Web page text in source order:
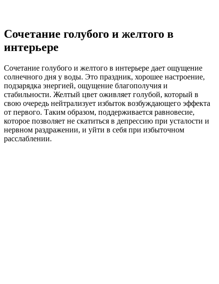
Сочетание голубого и желтого в
интерьере
Сочетание голубого и желтого в интерьере дает ощущение
солнечного дня у воды. Это праздник, хорошее настроение,
подзарядка энергией, ощущение благополучия и
стабильности. Желтый цвет оживляет голубой, который в
свою очередь нейтрализует избыток возбуждающего эффекта
от первого. Таким образом, поддерживается равновесие,
которое позволяет не скатиться в депрессию при усталости и
нервном раздражении, и уйти в себя при избыточном
расслаблении.